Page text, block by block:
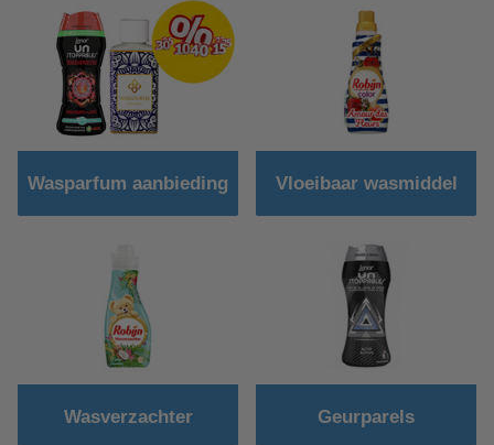
Wasparfum aanbieding Vloeibaar wasmiddel
Wasverzachter Geurparels